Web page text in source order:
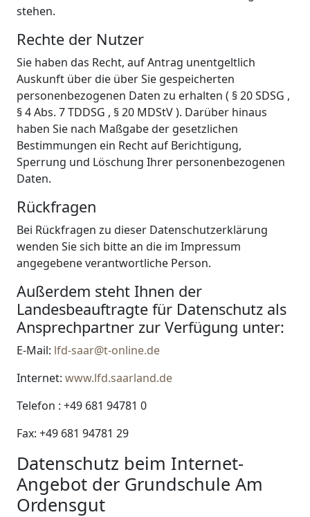
stehen.
Rechte der Nutzer
Sie haben das Recht, auf Antrag unentgeltlich
Auskunft über die über Sie gespeicherten
personenbezogenen Daten zu erhalten ( § 20 SDSG ,
§ 4 Abs. 7 TDDSG , § 20 MDStV ). Darüber hinaus
haben Sie nach Maßgabe der gesetzlichen
Bestimmungen ein Recht auf Berichtigung,
Sperrung und Löschung Ihrer personenbezogenen
Daten.
Rückfragen
Bei Rückfragen zu dieser Datenschutzerklärung
wenden Sie sich bitte an die im Impressum
angegebene verantwortliche Person.
Außerdem steht Ihnen der
Landesbeauftragte für Datenschutz als
Ansprechpartner zur Verfügung unter:
E-Mail: lfd-saar@t-online.de
Internet: www.lfd.saarland.de
Telefon : +49 681 94781 0
Fax: +49 681 94781 29
Datenschutz beim Internet-
Angebot der Grundschule Am
Ordensgut